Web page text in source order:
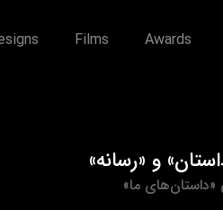
Awards
Films
و «رسانه»
«داستان‌های ما»